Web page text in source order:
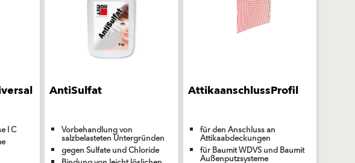
I C
AntiSulfat
Vorbehandlung von
salzbelasteten Untergründen
gegen Sulfate und Chloride
AttikaanschlussProfil
für den Anschluss an
Attikaabdeckungen
für Baumit WDVS und Baumit
Außenputzsysteme